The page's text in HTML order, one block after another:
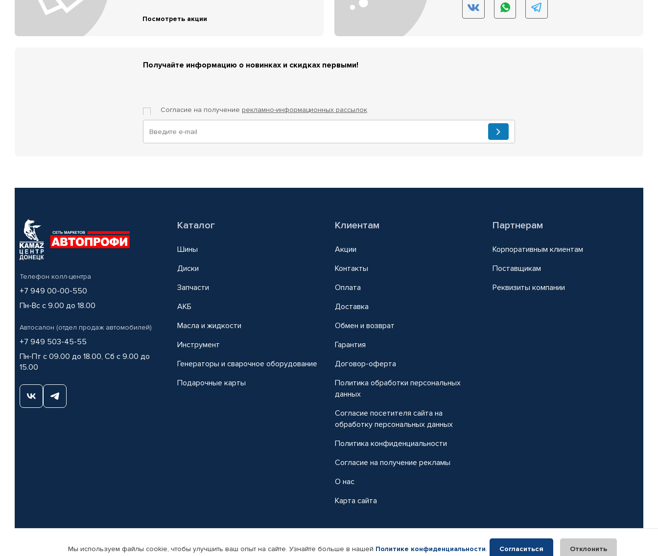
Посмотреть акции
Получайте информацию о новинках и скидках первыми!
Согласие на получение рекламно-информационных рассылок
Телефон колл-центра
+7 949 00-00-550
Пн-Вс с 9.00 до 18.00
Автосалон (отдел продаж автомобилей)
+7 949 503-45-55
Пн-Пт с 09.00 до 18.00, Сб с 9.00 до
15.00
Каталог
Шины
Диски
Запчасти
АКБ
Масла и жидкости
Инструмент
Генераторы и сварочное оборудование
Подарочные карты
Клиентам
Акции
Контакты
Оплата
Доставка
Обмен и возврат
Гарантия
Договор-оферта
Политика обработки персональных
данных
Согласие посетителя сайта на
обработку персональных данных
Политика конфиденциальности
Согласие на получение рекламы
О нас
Карта сайта
Партнерам
Корпоративным клиентам
Поставщикам
Реквизиты компании
© КАМАЗ ЦЕНТР ДОНЕЦК, 2015-2026. Все права защищены. Интернет-магазин автомобильных товаров Автопрофи.
Мы используем файлы cookie, чтобы улучшить ваш опыт на сайте. Узнайте больше в нашей Политике конфиденциальности. Согласиться Отклонить